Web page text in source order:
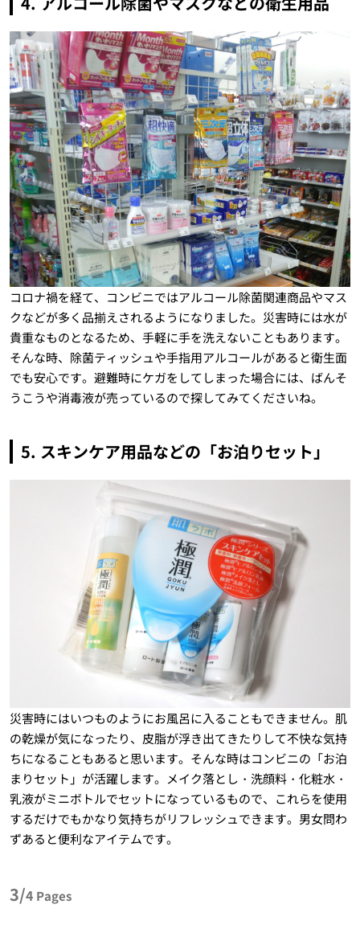
コロナ禍を経て、コンビニではアルコール除菌関連商品やマス
クなどが多く品揃えされるようになりました。災害時には水が
貴重なものとなるため、手軽に手を洗えないこともあります。
そんな時、除菌ティッシュや手指用アルコールがあると衛生面
でも安心です。避難時にケガをしてしまった場合には、ばんそ
うこうや消毒液が売っているので探してみてくださいね。
5. スキンケア用品などの「お泊りセット」
災害時にはいつものようにお風呂に入ることもできません。肌
の乾燥が気になったり、皮脂が浮き出てきたりして不快な気持
ちになることもあると思います。そんな時はコンビニの「お泊
まりセット」が活躍します。メイク落とし・洗顔料・化粧水・
乳液がミニボトルでセットになっているもので、これらを使用
するだけでもかなり気持ちがリフレッシュできます。男女問わ
ずあると便利なアイテムです。
3/4 Pages